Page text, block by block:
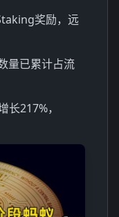
奖励，远
量已累计占流
长217%，